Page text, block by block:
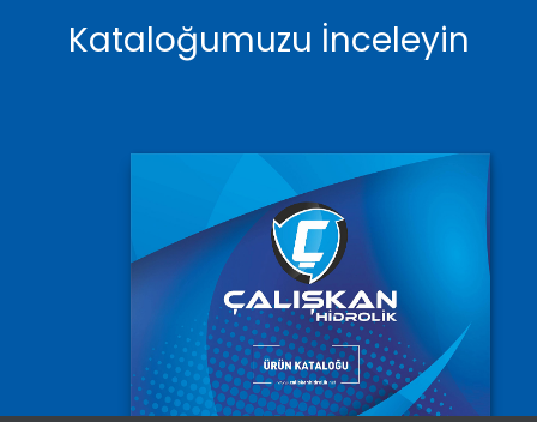
Kataloğumuzu İnceleyin